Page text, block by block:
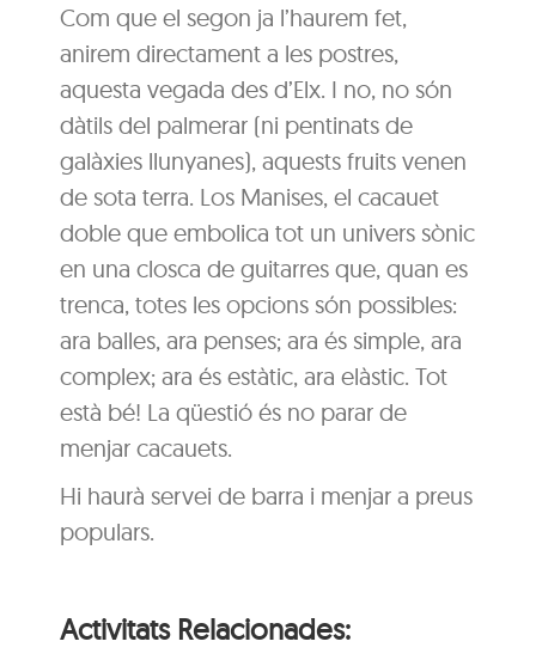
Com que el segon ja l’haurem fet,
anirem directament a les postres,
aquesta vegada des d’Elx. I no, no són
dàtils del palmerar (ni pentinats de
galàxies llunyanes), aquests fruits venen
de sota terra. Los Manises, el cacauet
doble que embolica tot un univers sònic
en una closca de guitarres que, quan es
trenca, totes les opcions són possibles:
ara balles, ara penses; ara és simple, ara
complex; ara és estàtic, ara elàstic. Tot
està bé! La qüestió és no parar de
menjar cacauets.
Hi haurà servei de barra i menjar a preus
populars.
Activitats Relacionades: